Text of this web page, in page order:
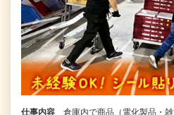
仕事内容 倉庫内で商品（電化製品・